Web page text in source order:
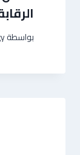
بواسطة